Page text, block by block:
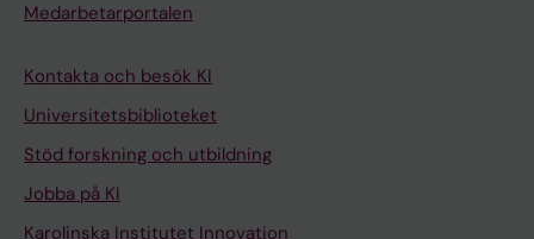
Medarbetarportalen
Kontakta och besök KI
Universitetsbiblioteket
Stöd forskning och utbildning
Jobba på KI
Karolinska Institutet Innovation